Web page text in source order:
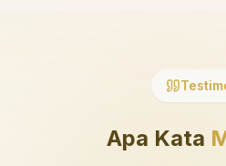
Apa Kata